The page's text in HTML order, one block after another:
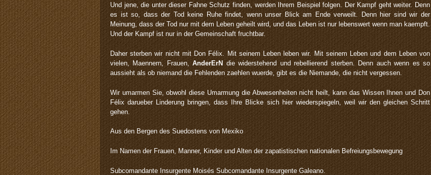
Und jene, die unter dieser Fahne Schutz finden, werden Ihrem Beispiel folgen. Der Kampf geht weiter. Denn
es ist so, dass der Tod keine Ruhe findet, wenn unser Blick am Ende verweilt. Denn hier sind wir der
Meinung, dass der Tod nur mit dem Leben geheilt wird, und das Leben ist nur lebenswert wenn man kaempft.
Und der Kampf ist nur in der Gemeinschaft fruchtbar.
Daher sterben wir nicht mit Don Félix. Mit seinem Leben leben wir. Mit seinem Leben und dem Leben von
vielen, Maennern, Frauen,AnderErN die widerstehend und rebellierend sterben. Denn auch wenn es so
aussieht als ob niemand die Fehlenden zaehlen wuerde, gibt es die Niemande, die nicht vergessen.
Wir umarmen Sie, obwohl diese Umarmung die Abwesenheiten nicht heilt, kann das Wissen Ihnen und Don
Félix darueber Linderung bringen, dass Ihre Blicke sich hier wiederspiegeln, weil wir den gleichen Schritt
gehen.
Aus den Bergen des Suedostens von Mexiko
Im Namen der Frauen, Manner, Kinder und Alten der zapatistischen nationalen Befreiungsbewegung
Subcomandante Insurgente Moisés Subcomandante Insurgente Galeano.